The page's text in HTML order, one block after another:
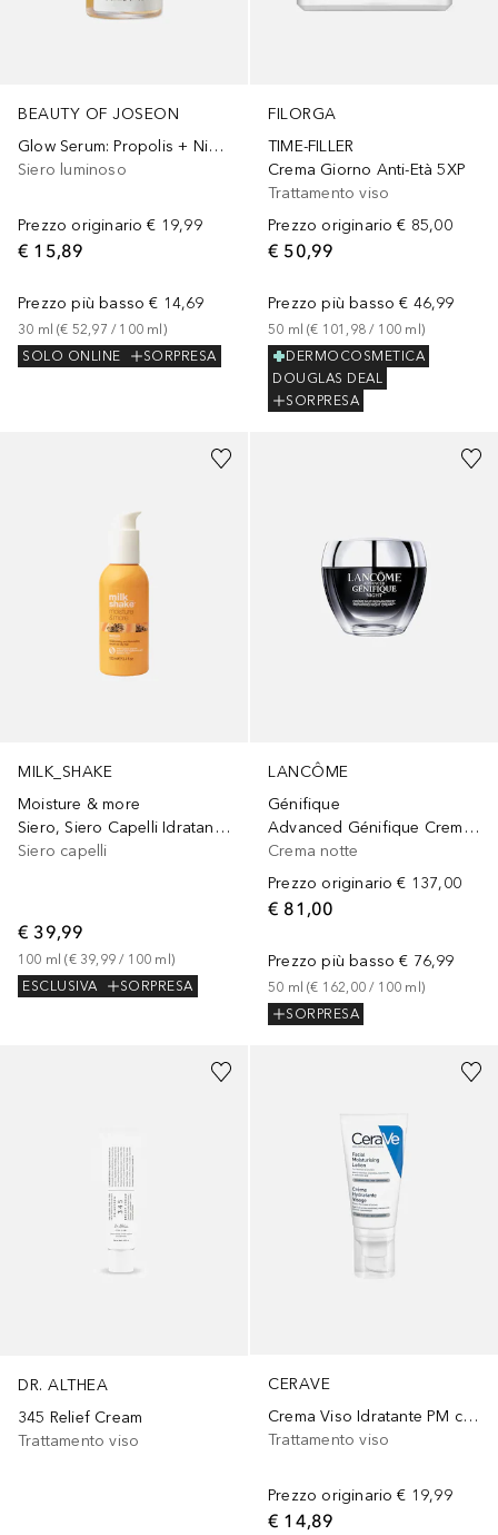
BEAUTY OF JOSEON
Glow Serum: Propolis + Niacinamide
Siero luminoso
Prezzo originario € 19,99
€ 15,89
Prezzo più basso € 14,69
30 ml (€ 52,97 / 100 ml)
SOLO ONLINE
SORPRESA
FILORGA
TIME-FILLER
Crema Giorno Anti-Età 5XP
Trattamento viso
Prezzo originario € 85,00
€ 50,99
Prezzo più basso € 46,99
50 ml (€ 101,98 / 100 ml)
DERMOCOSMETICA
DOUGLAS DEAL
SORPRESA
MILK_SHAKE
Moisture & more
Siero, Siero Capelli Idratante e Illuminante
Siero capelli
€ 39,99
100 ml (€ 39,99 / 100 ml)
ESCLUSIVA
SORPRESA
LANCÔME
Génifique
Advanced Génifique Crema Notte
Crema notte
Prezzo originario € 137,00
€ 81,00
Prezzo più basso € 76,99
50 ml (€ 162,00 / 100 ml)
SORPRESA
DR. ALTHEA
345 Relief Cream
Trattamento viso
CERAVE
Crema Viso Idratante PM con Acido Ialuronico, Niacinamide e 3 Ceramidi Essenziali
Trattamento viso
Prezzo originario € 19,99
€ 14,89